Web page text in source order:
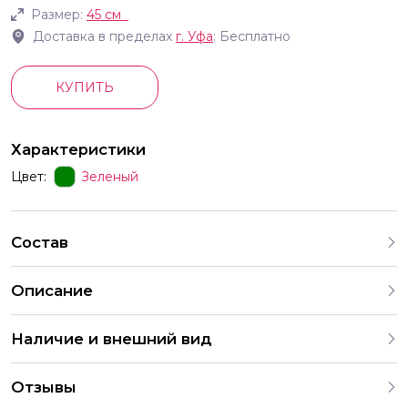
Размер: 45 см
Доставка в пределах г. Уфа: Бесплатно
КУПИТЬ
Характеристики
Цвет: Зеленый
Состав
Описание
Наличие и внешний вид
индивидуальных предпочтений и тематики праздника. На
Отзывы